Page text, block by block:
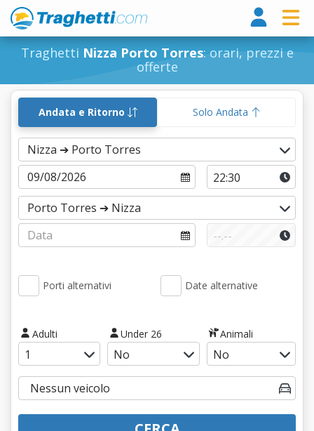
Traghetti Nizza Porto Torres: orari, prezzi e
offerte
Andata e Ritorno Solo Andata
Porti alternativi Date alternative
Adulti Under 26 Animali